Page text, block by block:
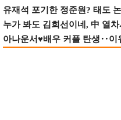
유재석 포기한 정준원? 태도
누가 봐도 김희선이네, 中 열
아나운서♥배우 커플 탄생‥이